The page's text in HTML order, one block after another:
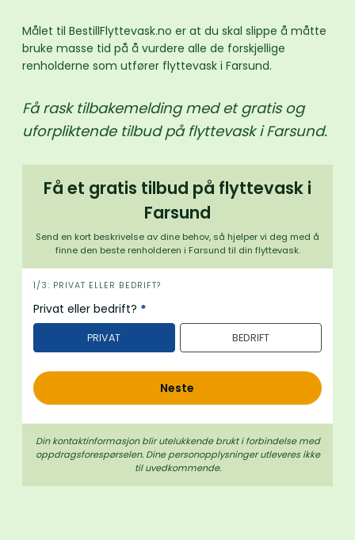
Målet til BestillFlyttevask.no er at du skal slippe å måtte
bruke masse tid på å vurdere alle de forskjellige
renholderne som utfører flyttevask i Farsund.
Få rask tilbakemelding med et gratis og
uforpliktende tilbud på flyttevask i Farsund.
Få et gratis tilbud på flyttevask i
Farsund
Send en kort beskrivelse av dine behov, så hjelper vi deg med å
finne den beste renholderen i Farsund til din flyttevask.
i
n
n
o
d
1/3: PRIVAT ELLER BEDRIFT?
Privat eller bedrift? *
PRIVAT BEDRIFT
Neste
Din kontaktinformasjon blir utelukkende brukt i forbindelse med
oppdrags­forespørselen. Dine person­­opplysninger utleveres ikke
til uvedkommende.